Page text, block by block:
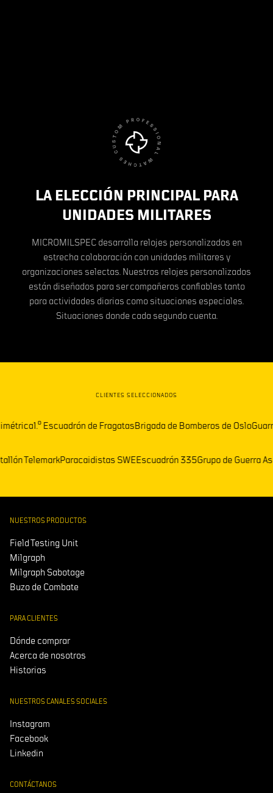
LA ELECCIÓN PRINCIPAL PARA
UNIDADES MILITARES
MICROMILSPEC desarrolla relojes personalizados en
estrecha colaboración con unidades militares y
organizaciones selectas. Nuestros relojes personalizados
están diseñados para ser compañeros confiables tanto
para actividades diarias como situaciones especiales.
Situaciones donde cada segundo cuenta.
CLIENTES SELECCIONADOS
Escuadrón de FragatasBrigada de Bomberos de OsloGuarnición
Batallón TelemarkParacaidistas SWEEscuadrón 335Grupo de
NUESTROS PRODUCTOS
Field Testing Unit
Milgraph
Milgraph Sabotage
Buzo de Combate
PARA CLIENTES
Dónde comprar
Acerca de nosotros
Historias
NUESTROS CANALES SOCIALES
Instagram
Facebook
Linkedin
CONTÁCTANOS